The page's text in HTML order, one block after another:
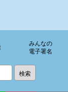
みんなの
電子署名